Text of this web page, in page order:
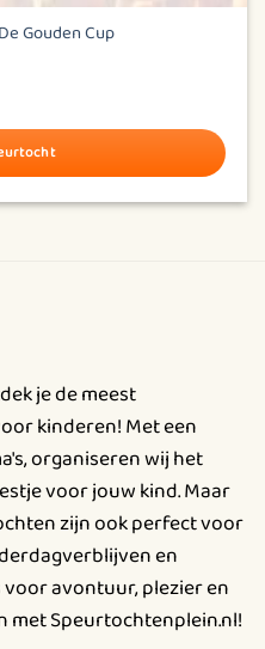
Gouden Cup
je de meest
kinderen! Met een
organiseren wij het
voor jouw kind. Maar
zijn ook perfect voor
en
avontuur, plezier en
Speurtochtenplein.nl!